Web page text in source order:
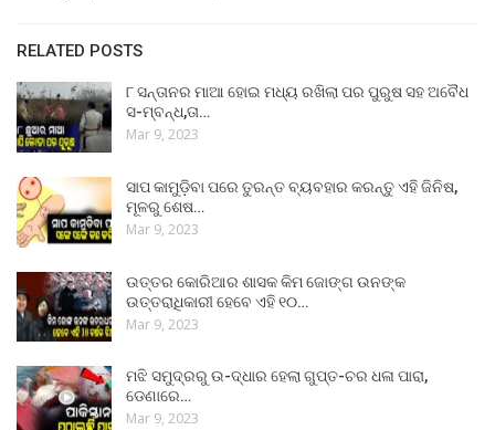
RELATED POSTS
୮ ସନ୍ତାନର ମାଆ ହୋଇ ମଧ୍ୟ ରଖିଲା ପର ପୁରୁଷ ସହ ଅବୈଧ
ସ-ମ୍ବନ୍ଧ,ତା…
Mar 9, 2023
ସାପ କାମୁଡ଼ିବା ପରେ ତୁରନ୍ତ ବ୍ୟବହାର କରନ୍ତୁ ଏହି ଜିନିଷ,
ମୂଳରୁ ଶେଷ…
Mar 9, 2023
ଉତ୍ତର କୋରିଆର ଶାସକ କିମ ଜୋଙ୍ଗ ଉନଙ୍କ
ଉତ୍ତରାଧିକାରୀ ହେବେ ଏହି ୧୦…
Mar 9, 2023
ମଝି ସମୁଦ୍ରରୁ ଉ-ଦ୍ଧାର ହେଲା ଗୁପ୍ତ-ଚର ଧଳା ପାରା,
ଡେଣାରେ…
Mar 9, 2023